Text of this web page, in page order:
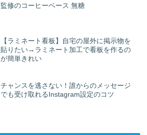
監修のコーヒーベース 無糖
【ラミネート看板】自宅の屋外に掲示物を
貼りたい→ラミネート加工で看板を作るの
が簡単きれい
チャンスを逃さない！誰からのメッセージ
でも受け取れるInstagram設定のコツ